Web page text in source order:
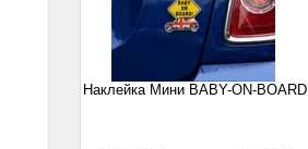
Наклейка Мини BABY-ON-BOARD